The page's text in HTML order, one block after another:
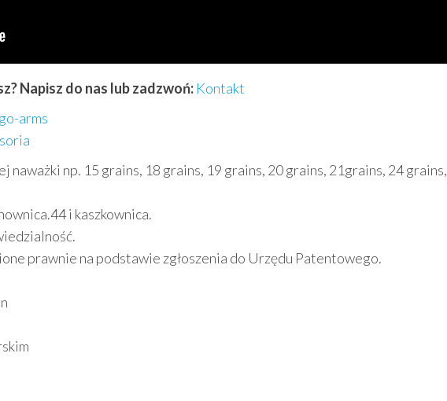
Napisz do nas lub zadzwoń: Kontakt
arms
naważki np. 15 grains, 18 grains, 19 grains, 20 grains, 21grains, 24 grains,
i kaszkownica.
prawnie na podstawie zgłoszenia do Urzędu Patentowego.